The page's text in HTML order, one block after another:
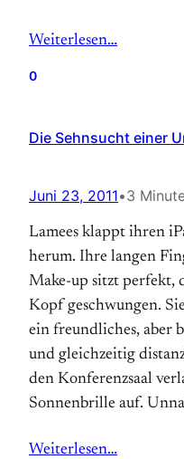
Weiterlesen…
0
Die Sehnsucht einer
Juni 23, 2011•3
Lamees klappt ihren
herum. Ihre langen
Make-up sitzt perfekt,
Kopf ge­schwun­gen.
ein freundliches, aber
und gleichzeitig
den Konferenzsaal
Sonnenbrille auf.
Weiterlesen…